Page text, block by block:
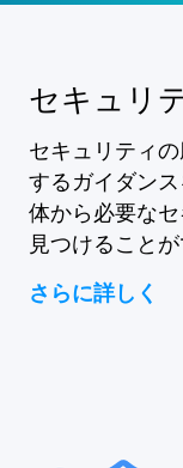
セキュリ
セキュリティ
するガイダン
体から必要な
見つけることが
さらに詳しく